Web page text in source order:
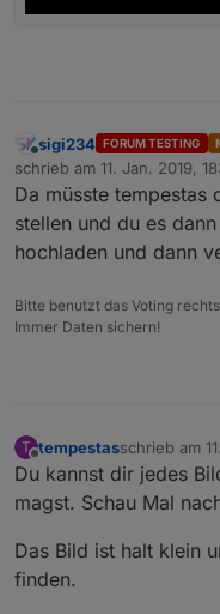
Online
sigi234 FORUM TESTING
schrieb am 11. Jan. 2019,
zuletzt editiert von
Da müsste tempestas
stellen und du es
hochladen und dann
Bitte benutzt das Voting
Immer Daten sichern!
T
Offline
tempestasschrieb am
zuletzt
Du kannst dir jedes
magst. Schau Mal
Das Bild ist halt klein
finden.